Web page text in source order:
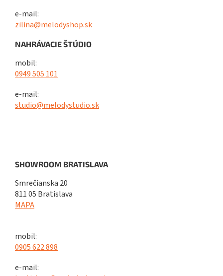
e-mail:
zilina@melodyshop.sk
NAHRÁVACIE ŠTÚDIO
mobil:
0949 505 101
e-mail:
studio@melodystudio.sk
SHOWROOM BRATISLAVA
Smrečianska 20
811 05 Bratislava
MAPA
mobil:
0905 622 898
e-mail: